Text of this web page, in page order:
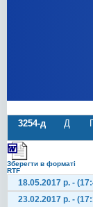
3254-д Д
Зберегти в форматі
RTF
18.05.2017 р. -
23.02.2017 р. -